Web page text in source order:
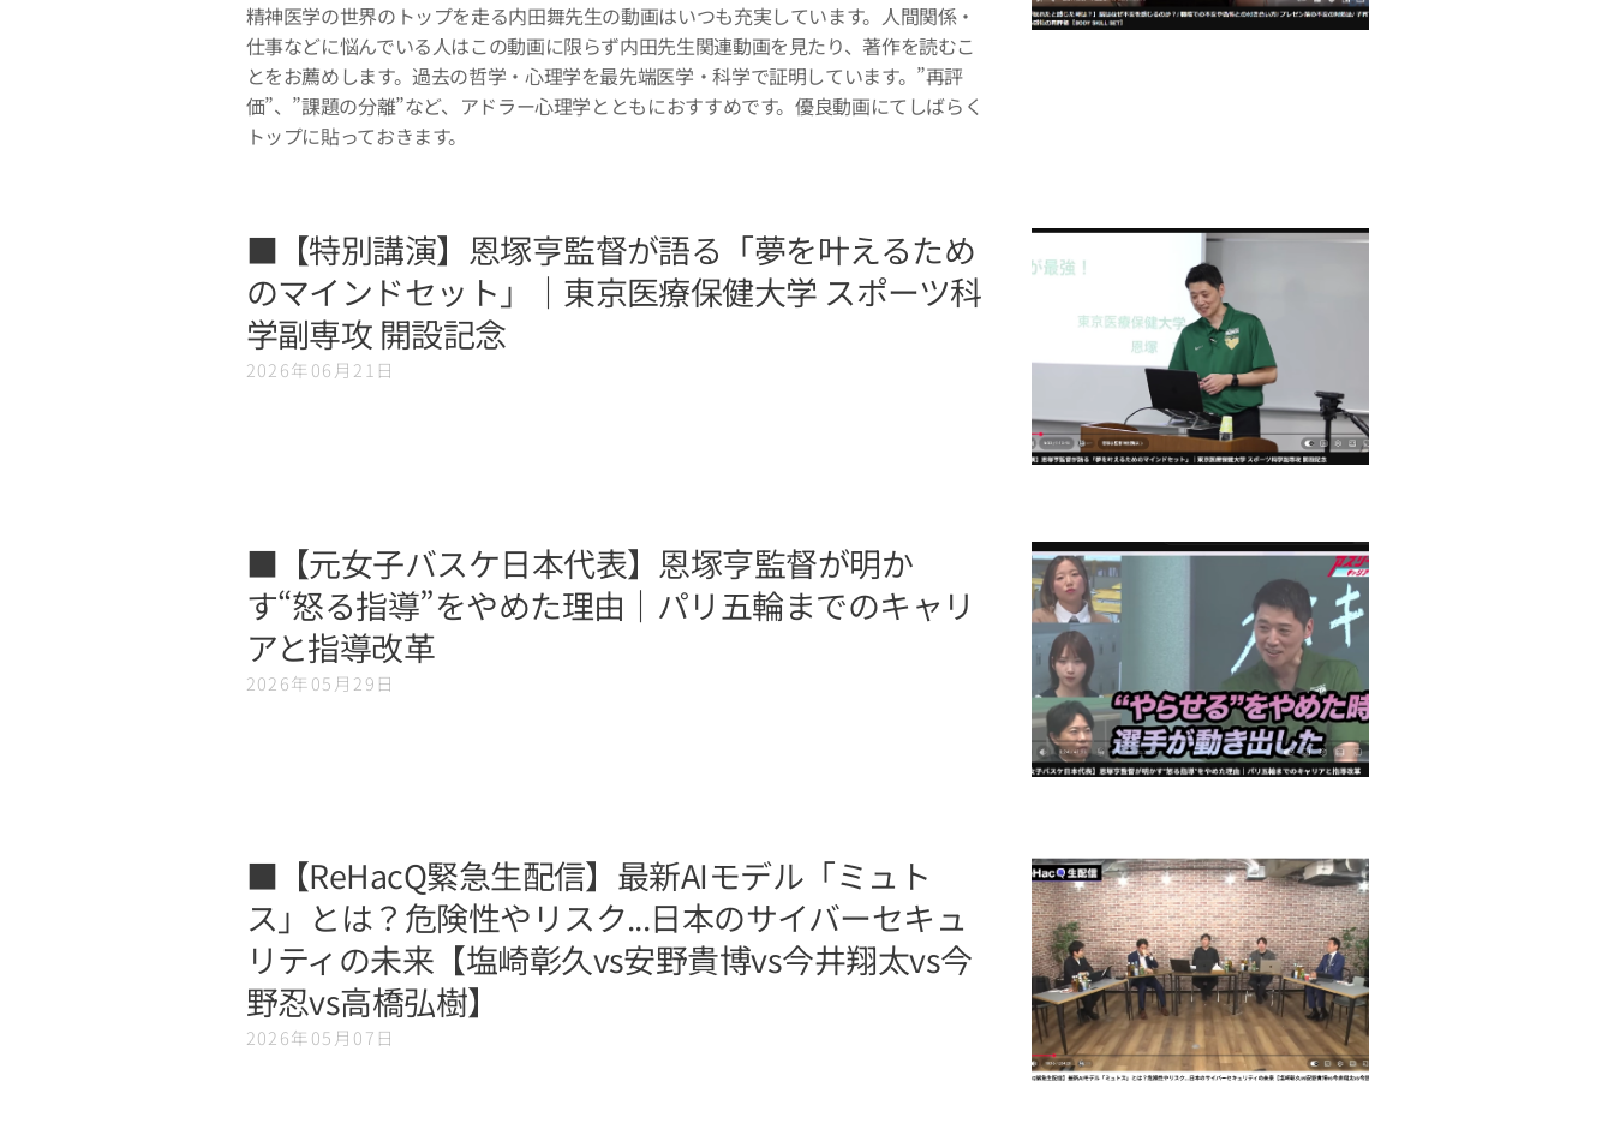
精神医学の世界のトップを走る内田舞先生の動画はいつも充実しています。人間関係・
仕事などに悩んでいる人はこの動画に限らず内田先生関連動画を見たり、著作を読むこ
とをお薦めします。過去の哲学・心理学を最先端医学・科学で証明しています。”再評
価”、”課題の分離”など、アドラー心理学とともにおすすめです。優良動画にてしばらく
トップに貼っておきます。
■【特別講演】恩塚亨監督が語る「夢を叶えるため
のマインドセット」｜東京医療保健大学 スポーツ科
学副専攻 開設記念
2026年06月21日
■【元女子バスケ日本代表】恩塚亨監督が明か
す“怒る指導”をやめた理由｜パリ五輪までのキャリ
アと指導改革
2026年05月29日
■【ReHacQ緊急生配信】最新AIモデル「ミュト
ス」とは？危険性やリスク...日本のサイバーセキュ
リティの未来【塩崎彰久vs安野貴博vs今井翔太vs今
野忍vs高橋弘樹】
2026年05月07日